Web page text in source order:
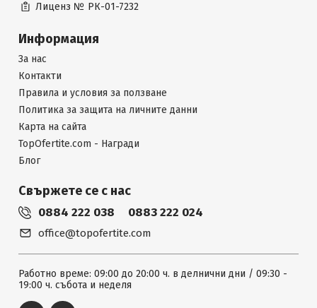
Лиценз № РК-01-7232
Информация
За нас
Контакти
Правила и условия за ползване
Политика за защита на личните данни
Карта на сайта
TopOfertite.com - Награди
Блог
Свържете се с нас
0884 222 038 0883 222 024
office@topofertite.com
Работно време: 09:00 до 20:00 ч. в делнични дни / 09:30 -
19:00 ч. събота и неделя